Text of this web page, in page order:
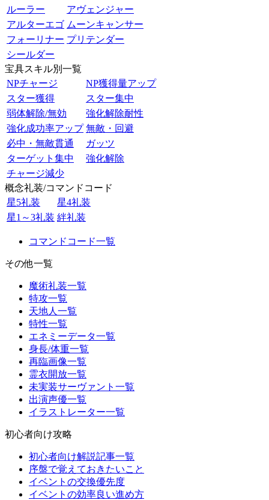
ルーラー
アヴェンジャー
アルターエゴ ムーンキャンサー
フォーリナー プリテンダー
シールダー
宝具スキル別一覧
NPチャージ
NP獲得量アップ
スター獲得
スター集中
弱体解除/無効
強化解除耐性
強化成功率アップ 無敵・回避
必中・無敵貫通
ガッツ
ターゲット集中
強化解除
チャージ減少
概念礼装/コマンドコード
星5礼装
星4礼装
星1～3礼装 絆礼装
コマンドコード一覧
その他一覧
魔術礼装一覧
特攻一覧
天地人一覧
特性一覧
エネミーデータ一覧
身長/体重一覧
再臨画像一覧
霊衣開放一覧
未実装サーヴァント一覧
出演声優一覧
イラストレーター一覧
初心者向け攻略
初心者向け解説記事一覧
序盤で覚えておきたいこと
イベントの交換優先度
イベントの効率良い進め方